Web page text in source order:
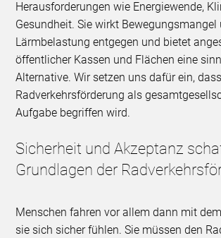
Herausforderungen wie Energiewende,
Gesundheit. Sie wirkt Bewegungsmangel
Lärmbelastung entgegen und bietet
öffentlicher Kassen und Flächen eine
Alternative. Wir setzen uns dafür ein, dass
Radverkehrsförderung als
Aufgabe begriffen wird.
Sicherheit und Akzeptanz
Grundlagen der
Menschen fahren vor allem dann mit
sie sich sicher fühlen. Sie müssen den